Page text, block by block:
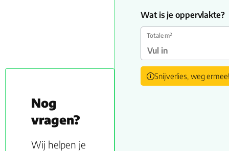
Nog
vragen?
Wij helpen je
Wat is je oppervlakte?
Totale m²
Snijverlies, weg